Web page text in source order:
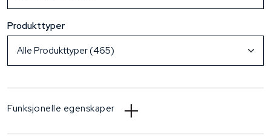
Produkttyper
Funksjonelle egenskaper